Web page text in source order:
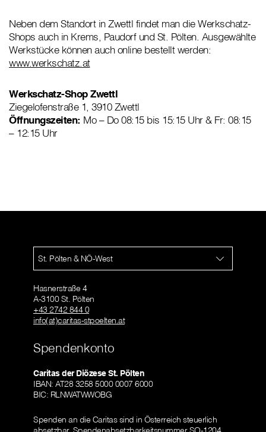
Neben dem Standort in Zwettl findet man die Werkschatz-
Shops auch in Krems, Paudorf und St. Pölten. Ausgewählte
Werkstücke können auch online bestellt werden:
www.werkschatz.at
Werkschatz-Shop Zwettl
Ziegelofenstraße 1, 3910 Zwettl
Öffnungszeiten: Mo – Do 08:15 bis 15:15 Uhr & Fr: 08:15
– 12:15 Uhr
St. Pölten & NÖ-West
Hasnerstraße 4
A-3100 St. Pölten
+43 2742 844 0
info(at)caritas-stpoelten.at
Spendenkonto
Caritas der Diözese St. Pölten
IBAN: AT28 3258 5000 0007 6000
BIC: RLNWATWWOBG
Spenden an die Caritas sind in Österreich steuerlich